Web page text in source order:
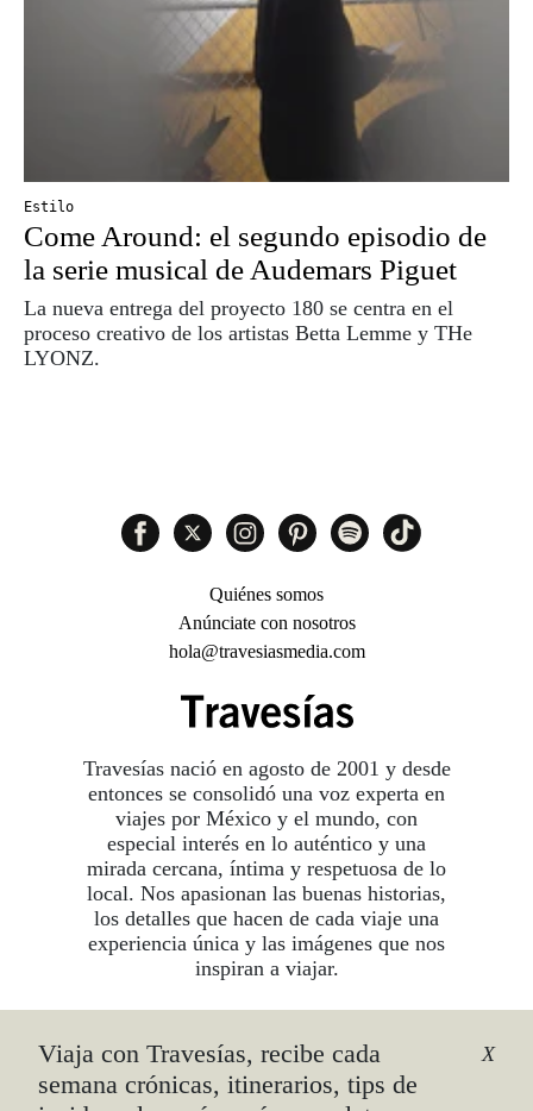
Estilo
Come Around: el segundo episodio de
la serie musical de Audemars Piguet
La nueva entrega del proyecto 180 se centra en el
proceso creativo de los artistas Betta Lemme y THe
LYONZ.
Viaja con Travesías, recibe cada
semana crónicas, itinerarios, tips de
X
Travesías nació en agosto de 2001 y desde
entonces se consolidó una voz experta en
viajes por México y el mundo, con
especial interés en lo auténtico y una
mirada cercana, íntima y respetuosa de lo
local. Nos apasionan las buenas historias,
los detalles que hacen de cada viaje una
experiencia única y las imágenes que nos
inspiran a viajar.
Quiénes somos
Anúnciate con nosotros
hola@travesiasmedia.com
©2026 DERECHOS RESERVADOS.
TRAVESÍAS ES UNA MARCA REGISTRADA
AVISO DE PRIVACIDAD